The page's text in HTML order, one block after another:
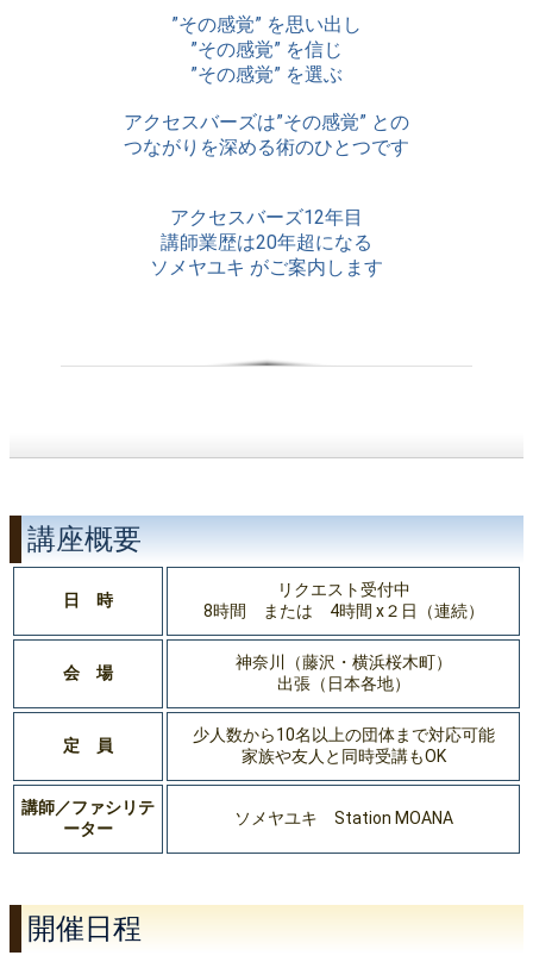
”その感覚” を思い出し
”その感覚” を信じ
”その感覚” を選ぶ
アクセスバーズは”その感覚” との
つながりを深める術のひとつです
アクセスバーズ12年目
講師業歴は20年超になる
ソメヤユキ がご案内します
講座概要
日 時
リクエスト受付中
8時間 または 4時間 x２日（連続）
会 場
神奈川（藤沢・横浜桜木町）
出張（日本各地）
定 員
少人数から10名以上の団体まで対応可能
家族や友人と同時受講もOK
講師／ファシリテ
ーター
ソメヤユキ Station MOANA
開催日程